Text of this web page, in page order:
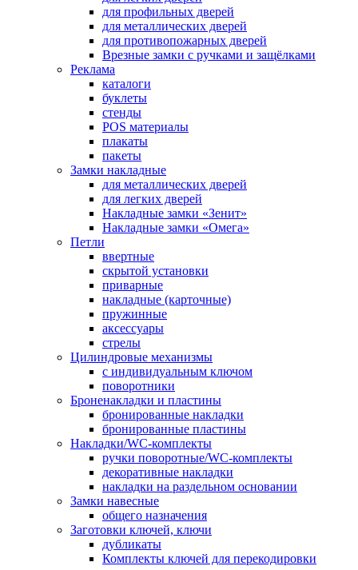
для профильных дверей
для металлических дверей
для противопожарных дверей
Врезные замки с ручками и защёлками
Реклама
каталоги
буклеты
стенды
POS материалы
плакаты
пакеты
Замки накладные
для металлических дверей
для легких дверей
Накладные замки «Зенит»
Накладные замки «Омега»
Петли
ввертные
скрытой установки
приварные
накладные (карточные)
пружинные
аксессуары
стрелы
Цилиндровые механизмы
с индивидуальным ключом
поворотники
Броненакладки и пластины
бронированные накладки
бронированные пластины
Накладки/WC-комплекты
ручки поворотные/WC-комплекты
декоративные накладки
накладки на раздельном основании
Замки навесные
общего назначения
Заготовки ключей, ключи
дубликаты
Комплекты ключей для перекодировки